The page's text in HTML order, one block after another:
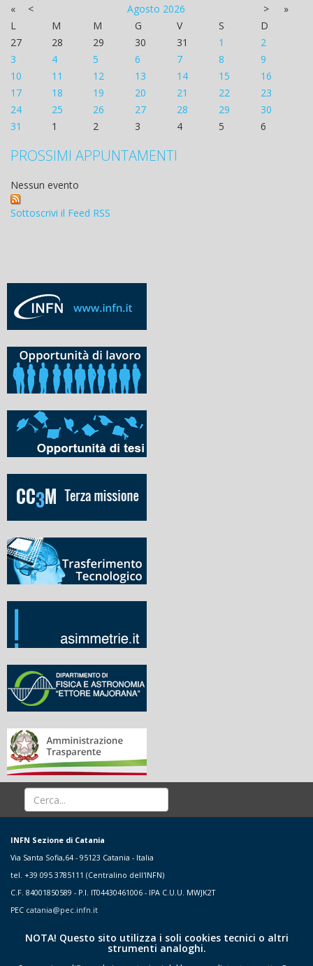
« < Agosto 2026 >
»
L
M M G V S
D
27
28 29 30 31 1
2
3
4 5 6 7 8
9
10
11 12 13 14 15
16
17
18 19 20 21 22
23
24
25 26 27 28 29
30
31
1 2 3 4 5 6
PROSSIMI APPUNTAMENTI
Nessun evento
Sottoscrivi il Feed RSS
INFN Sezione di Catania
Via Santa Sofia,64 - 95123 Catania - Italia
tel. +39 095 3785111 (Centralino dell'INFN)
C.F. 84001850589 - P.I. IT04430461006 - IPA C.U.U. MWJK2T
PEC catania@pec.infn.it
NOTA! Questo sito utilizza i soli cookies tecnici o altri
strumenti analoghi.